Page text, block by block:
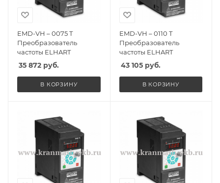
EMD-VH – 0075 T
Преобразователь
частоты ELHART
35 872 руб.
В КОРЗИНУ
EMD-VH – 0110 T
Преобразователь
частоты ELHART
43 105руб.
В КОРЗИНУ